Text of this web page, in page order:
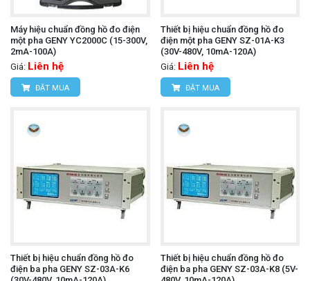
Máy hiệu chuẩn đồng hồ đo điện
một pha GENY YC2000C (15-300V,
2mA-100A)
Giá: Liên hệ
ĐẶT MUA
Thiết bị hiệu chuẩn đồng hồ đo
điện một pha GENY SZ-01A-K3
(30V-480V, 10mA-120A)
Giá: Liên hệ
ĐẶT MUA
Thiết bị hiệu chuẩn đồng hồ đo
điện ba pha GENY SZ-03A-K6
Thiết bị hiệu chuẩn đồng hồ đo
điện ba pha GENY SZ-03A-K8 (5V-